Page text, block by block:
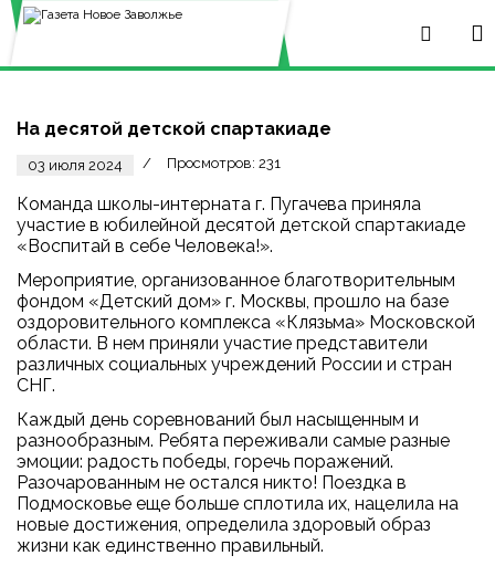
На десятой детской спартакиаде
03 июля 2024 Просмотров: 231
Команда школы-интерната г. Пугачева приняла
участие в юбилейной десятой детской спартакиаде
«Воспитай в себе Человека!».
Мероприятие, организованное благотворительным
фондом «Детский дом» г. Москвы, прошло на базе
оздоровительного комплекса «Клязьма» Московской
области. В нем приняли участие представители
различных социальных учреждений России и стран
СНГ.
Каждый день соревнований был насыщенным и
разнообразным. Ребята переживали самые разные
эмоции: радость победы, горечь поражений.
Разочарованным не остался никто! Поездка в
Подмосковье еще больше сплотила их, нацелила на
новые достижения, определила здоровый образ
жизни как единственно правильный.